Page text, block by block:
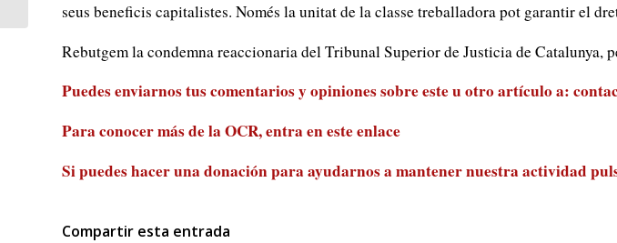
seus beneficis capitalistes. Només la unitat de la classe treballadora pot garantir el
Rebutgem la condemna reaccionaria del Tribunal Superior de Justicia de Catalunya,
Puedes enviarnos tus comentarios y opiniones sobre este u otro artículo a:
Para conocer más de la OCR, entra eneste enlace
Si puedes hacer una donación para ayudarnos a mantener nuestra actividad
Compartir esta entrada